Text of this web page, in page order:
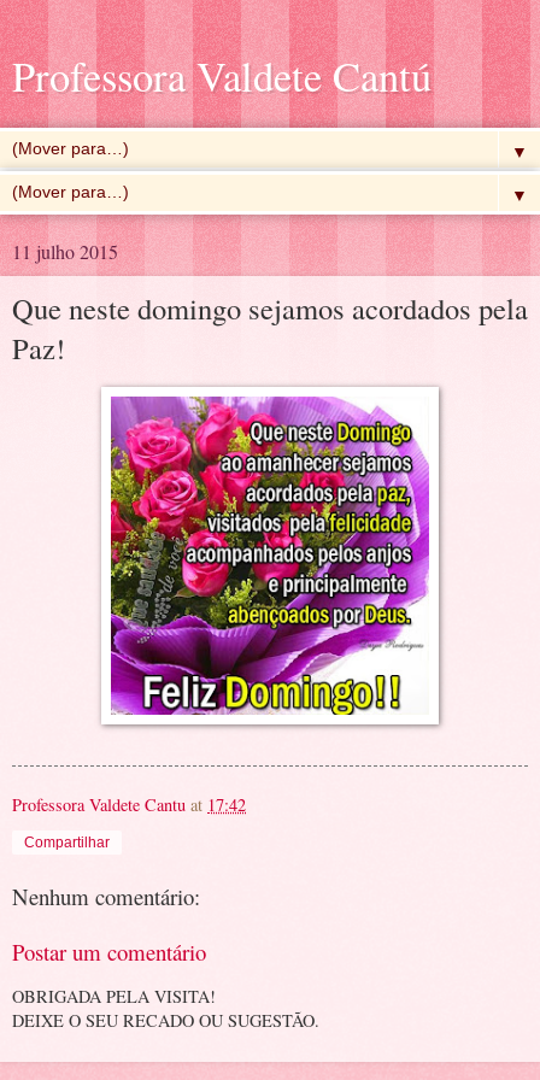
Professora Valdete Cantú
▼
▼
11 julho 2015
Que neste domingo sejamos acordados pela
Paz!
Professora Valdete Cantu at 17:42
Compartilhar
Nenhum comentário:
Postar um comentário
OBRIGADA PELA VISITA!
DEIXE O SEU RECADO OU SUGESTÃO.